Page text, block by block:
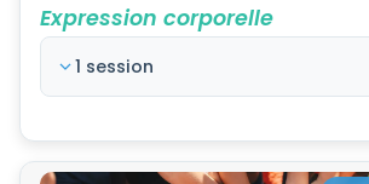
Expression corporelle
1 session